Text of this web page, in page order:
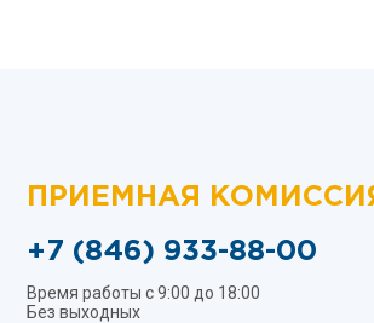
ПРИЕМНАЯ
+7 (846) 933-88-00
Время работы с 9:00 до 18:00
Без выходных